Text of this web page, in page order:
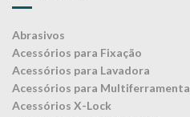
Abrasivos
Acessórios para Fixação
Acessórios para Lavadora
Acessórios para Multiferramenta
Acessórios X-Lock